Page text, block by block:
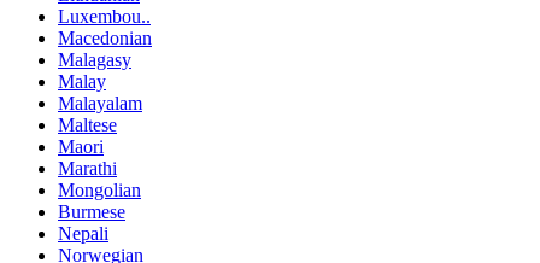
Luxembou..
Macedonian
Malagasy
Malay
Malayalam
Maltese
Maori
Marathi
Mongolian
Burmese
Nepali
Norwegian